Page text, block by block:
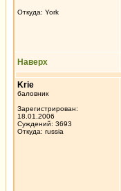
Откуда: York
Наверх
Krie
баловник
Зарегистрирован:
18.01.2006
Суждений: 3693
Откуда: russia